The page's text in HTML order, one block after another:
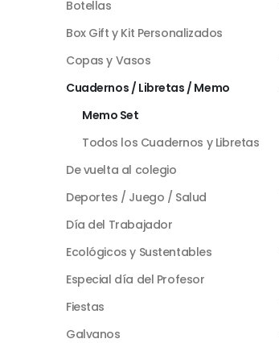
Botellas
Box Gift y Kit Personalizados
Copas y Vasos
Cuadernos / Libretas / Memo
Memo Set
Todos los Cuadernos y Libretas
De vuelta al colegio
Deportes / Juego / Salud
Día del Trabajador
Ecológicos y Sustentables
Especial día del Profesor
Fiestas
Galvanos